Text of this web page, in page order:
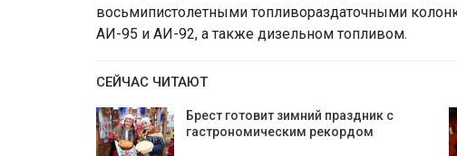
восьмипистолетными топливораздаточными
АИ-95 и АИ-92, а также дизельном топливом.
СЕЙЧАС ЧИТАЮТ
Брест готовит зимний праздник с
гастрономическим рекордом